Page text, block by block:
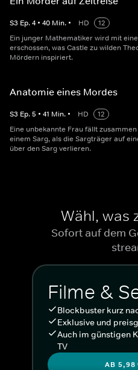
S3 Ep.4 • 40 Min. • HD
12
Ein junger Mathematiker wird mit
erschossen, was Castle zu wilden
Mördern inspiriert.
Anatomie eines Mordes
S3 Ep.5 • 41 Min. • HD
12
Eine unbekannte Frau fällt
einem Sarg, als die Sargträger auf
über den Sarg verlieren.
Wähl, was
Sofort auf dem
Filme &
Blockbuster kurz
Exklusive und
Auch im günstigen
TV
AB 5,98